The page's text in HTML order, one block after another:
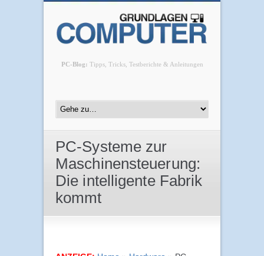
PC-Blog: Tipps, Tricks, Testberichte & Anleitungen
PC-Systeme zur
Maschinensteuerung:
Die intelligente Fabrik
kommt